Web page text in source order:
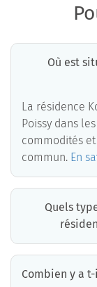
Où est
La résidence
Poissy dans
commodités
commun. En
Quels
Combien y a